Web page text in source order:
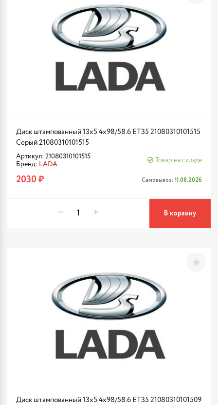
Диск штампованный 13x5 4x98/58.6 ET35 21080310101515
Серый 21080310101515
Артикул: 21080310101515
Бренд: LADA
Товар на складе
2030 ₽ Самовывоз: 11.08.2026
В корзину
Диск штампованный 13x5 4x98/58.6 ET35 21080310101509